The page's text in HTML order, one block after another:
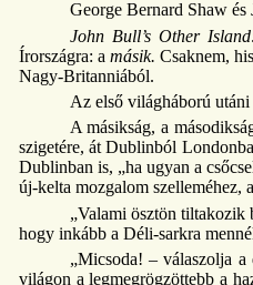
George Bernard Shaw és
John Bull’s Other
Írországra: a másik. Csaknem,
Nagy-Britanniából.
Az első világháború
A másikság, a
szigetére, át Dublinból
Dublinban is, „ha ugyan a
új-kelta mozgalom szelleméhez,
„Valami ösztön tiltakozik
hogy inkább a Déli-sarkra
„Micsoda! – válaszolja
világon a legmegrögzöttebb a